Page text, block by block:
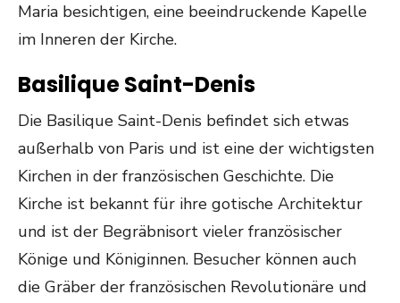
Maria besichtigen, eine beeindruckende Kapelle
im Inneren der Kirche.
Basilique Saint-Denis
Die Basilique Saint-Denis befindet sich etwas
außerhalb von Paris und ist eine der wichtigsten
Kirchen in der französischen Geschichte. Die
Kirche ist bekannt für ihre gotische Architektur
und ist der Begräbnisort vieler französischer
Könige und Königinnen. Besucher können auch
die Gräber der französischen Revolutionäre und